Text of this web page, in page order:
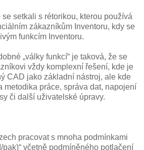
setkali s rétorikou, kterou používá
zákazníkům Inventoru, kdy se
funkcím Inventoru.
„války funkcí“ je taková, že se
vždy komplexní řešení, kde je
CAD jako základní nástroj, ale kde
metodika práce, správa dat, napojení
či další uživatelské úpravy.
pracovat s mnoha podmínkami
pak)“ včetně podmíněného potlačení